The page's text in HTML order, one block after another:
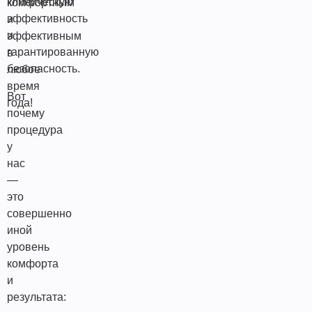
эффективность
и
гарантированную
безопасность.
Вот
почему
процедура
у
нас
—
это
совершенно
иной
уровень
комфорта
и
результата:
и
эффективным
в
любое
время
года!